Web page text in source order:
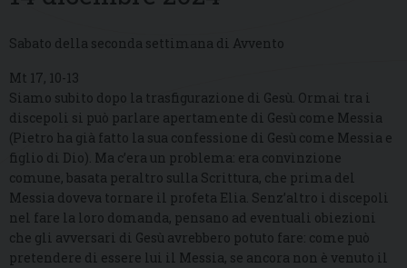
Sabato della seconda settimana di Avvento
Mt 17, 10-13
Siamo subito dopo la trasfigurazione di Gesù. Ormai tra i
discepoli si può parlare apertamente di Gesù come Messia
(Pietro ha già fatto la sua confessione di Gesù come Messia e
figlio di Dio). Ma c’era un problema: era convinzione
comune, basata peraltro sulla Scrittura, che prima del
Messia doveva tornare il profeta Elia. Senz’altro i discepoli
nel fare la loro domanda, pensano ad eventuali obiezioni
che gli avversari di Gesù avrebbero potuto fare: come può
pretendere di essere lui il Messia, se ancora non è venuto il